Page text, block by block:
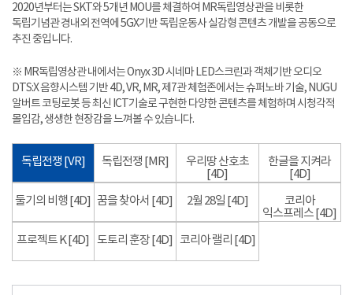
2020년부터는 SKT와 5개년 MOU를 체결하여 MR독립영상관을 비롯한
독립기념관 경내외 전역에 5GX기반 독립운동사 실감형 콘텐츠 개발을 공동으로
추진 중입니다.
※ MR독립영상관 내에서는 Onyx 3D 시네마 LED스크린과 객체기반 오디오
DTS:X 음향시스템 기반 4D, VR, MR, 제7관 체험존에서는 슈퍼노바 기술, NUGU
알버트 코팅로봇 등 최신 ICT기술로 구현한 다양한 콘텐츠를 체험하며 시청각적
몰입감, 생생한 현장감을 느껴볼 수 있습니다.
독립전쟁 [VR] 독립전쟁 [MR]
우리땅 산호초
[4D]
한글을 지켜라
[4D]
둘기의 비행 [4D]
꿈을 찾아서 [4D] 2월 28일 [4D]
코리아
익스프레스 [4D]
프로젝트 K [4D]
도토리 훈장 [4D] 코리아 랠리 [4D]